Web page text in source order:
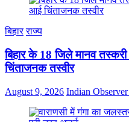
बिहार राज्य
बिहार के 18 जिले मानव
चिंताजनक तस्वीर
August 9, 2026 Indian Observer